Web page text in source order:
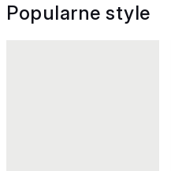
Popularne style